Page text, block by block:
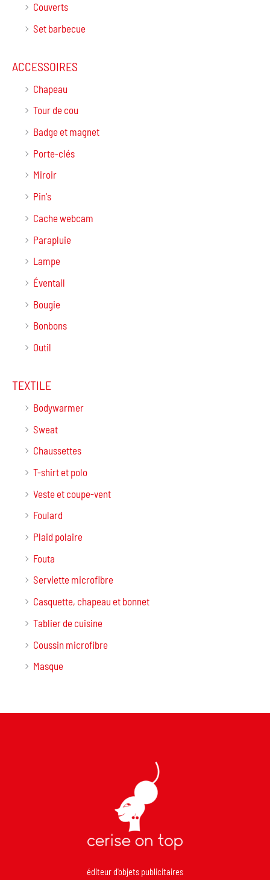
Couverts
Set barbecue
ACCESSOIRES
Chapeau
Tour de cou
Badge et magnet
Porte-clés
Miroir
Pin's
Cache webcam
Parapluie
Lampe
Éventail
Bougie
Bonbons
Outil
TEXTILE
Bodywarmer
Sweat
Chaussettes
T-shirt et polo
Veste et coupe-vent
Foulard
Plaid polaire
Fouta
Serviette microfibre
Casquette, chapeau et bonnet
Tablier de cuisine
Coussin microfibre
Masque
éditeur d'objets publicitaires